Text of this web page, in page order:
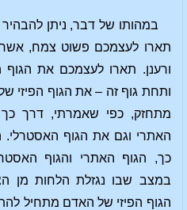
במהותו של דבר, ניתן
תארו לעצמכם פשוט צמח, אשר
ורענן. תארו לעצמכם את
ותחת גוף זה – את הגוף הפיזי
מתחזק, כפי שאמרתי, דרך
האתרי וגם את הגוף
כך, הגוף האתרי והגוף
במצב שבו נגזלת הלחות מן
הגוף הפיזי של האדם מתחיל